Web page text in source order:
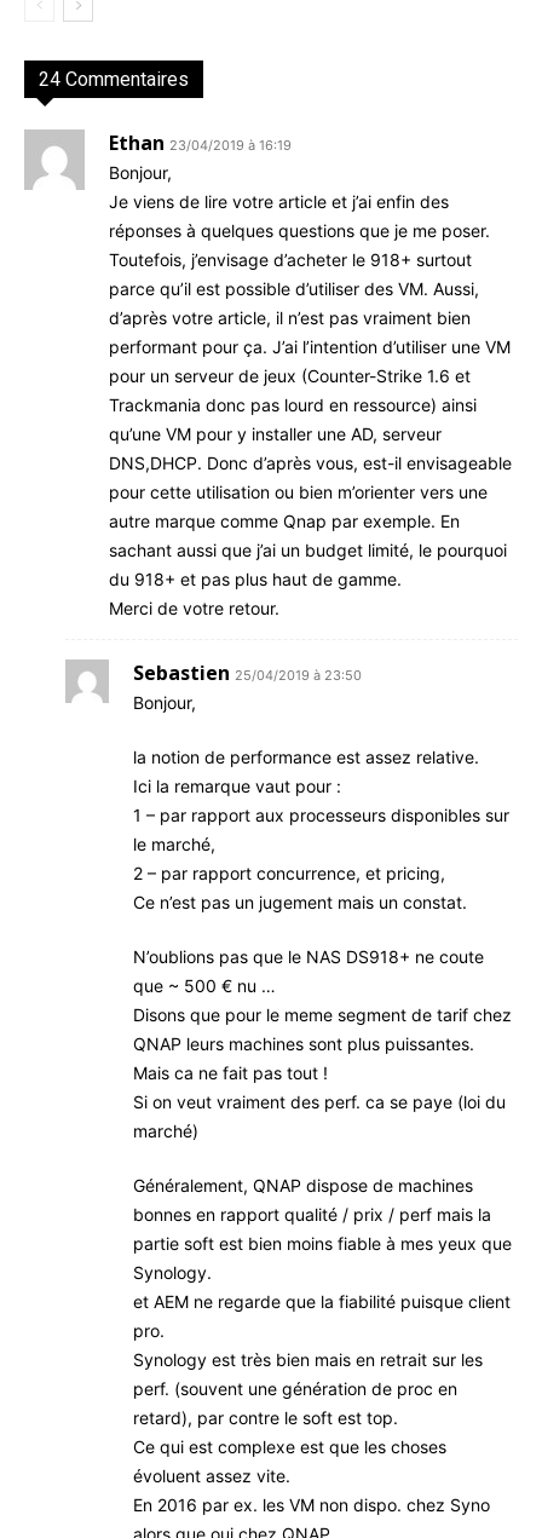
24 Commentaires
Ethan 23/04/2019 à 16:19
Bonjour,
Je viens de lire votre article et j’ai enfin des
réponses à quelques questions que je me poser.
Toutefois, j’envisage d’acheter le 918+ surtout
parce qu’il est possible d’utiliser des VM. Aussi,
d’après votre article, il n’est pas vraiment bien
performant pour ça. J’ai l’intention d’utiliser une VM
pour un serveur de jeux (Counter-Strike 1.6 et
Trackmania donc pas lourd en ressource) ainsi
qu’une VM pour y installer une AD, serveur
DNS,DHCP. Donc d’après vous, est-il envisageable
pour cette utilisation ou bien m’orienter vers une
autre marque comme Qnap par exemple. En
sachant aussi que j’ai un budget limité, le pourquoi
du 918+ et pas plus haut de gamme.
Merci de votre retour.
Sebastien 25/04/2019 à 23:50
Bonjour,
la notion de performance est assez relative.
Ici la remarque vaut pour :
1 – par rapport aux processeurs disponibles sur
le marché,
2 – par rapport concurrence, et pricing,
Ce n’est pas un jugement mais un constat.
N’oublions pas que le NAS DS918+ ne coute
que ~ 500 € nu …
Disons que pour le meme segment de tarif chez
QNAP leurs machines sont plus puissantes.
Mais ca ne fait pas tout !
Si on veut vraiment des perf. ca se paye (loi du
marché)
Généralement, QNAP dispose de machines
bonnes en rapport qualité / prix / perf mais la
partie soft est bien moins fiable à mes yeux que
Synology.
et AEM ne regarde que la fiabilité puisque client
pro.
Synology est très bien mais en retrait sur les
perf. (souvent une génération de proc en
retard), par contre le soft est top.
Ce qui est complexe est que les choses
évoluent assez vite.
En 2016 par ex. les VM non dispo. chez Syno